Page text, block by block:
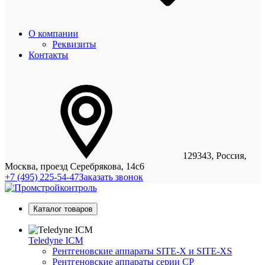
О компании
Реквизиты
Контакты
129343, Россия,
Москва, проезд Серебрякова, 14с6
+7 (495) 225-54-47Заказать звонок
Каталог товаров
Teledyne ICM
Рентгеновские аппараты SITE-X и SITE-XS
Рентгеновские аппараты серии CP